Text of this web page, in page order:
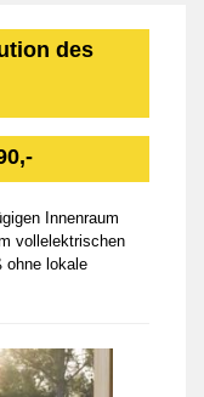
des
Innenraum
vollelektrischen
ohne lokale